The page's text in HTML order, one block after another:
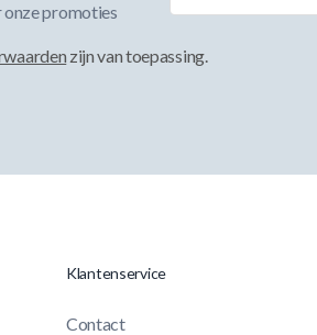
onze promoties
zijn van toepassing.
Klantenservice
Contact